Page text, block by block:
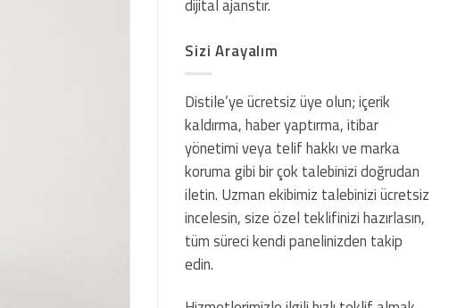
dijital ajanstır.
Sizi Arayalım
Distile’ye ücretsiz üye olun; içerik
kaldırma, haber yaptırma, itibar
yönetimi veya telif hakkı ve marka
koruma gibi bir çok talebinizi doğrudan
iletin. Uzman ekibimiz talebinizi ücretsiz
incelesin, size özel teklifinizi hazırlasın,
tüm süreci kendi panelinizden takip
edin.